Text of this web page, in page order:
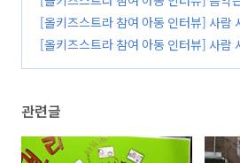
행복하라고 말한다
(0)
[올키즈스트라 참여 아동 인터뷰] 사람
악이 흐른다(2)
(0)
[올키즈스트라 참여 아동 인터뷰] 사람
관련글